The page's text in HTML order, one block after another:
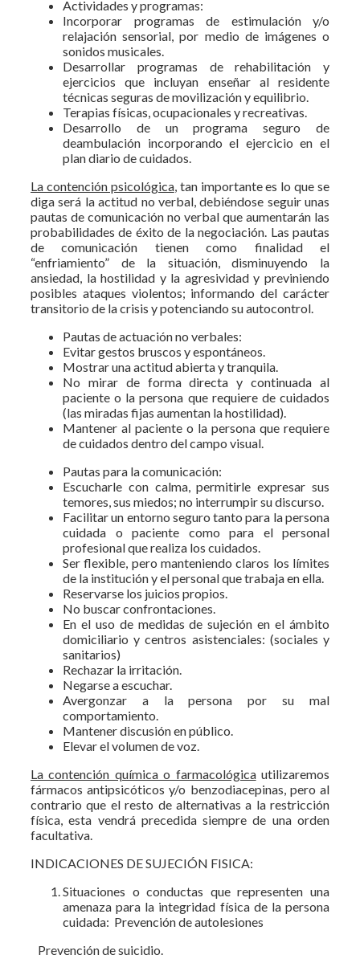
Actividades y programas:
Incorporar programas de estimulación y/o
relajación sensorial, por medio de imágenes o
sonidos musicales.
Desarrollar programas de rehabilitación y
ejercicios que incluyan enseñar al residente
técnicas seguras de movilización y equilibrio.
Terapias físicas, ocupacionales y recreativas.
Desarrollo de un programa seguro de
deambulación incorporando el ejercicio en el
plan diario de cuidados.
La contención psicológica, tan importante es lo que se
diga será la actitud no verbal, debiéndose seguir unas
pautas de comunicación no verbal que aumentarán las
probabilidades de éxito de la negociación. Las pautas
de comunicación tienen como finalidad el
“enfriamiento” de la situación, disminuyendo la
ansiedad, la hostilidad y la agresividad y previniendo
posibles ataques violentos; informando del carácter
transitorio de la crisis y potenciando su autocontrol.
Pautas de actuación no verbales:
Evitar gestos bruscos y espontáneos.
Mostrar una actitud abierta y tranquila.
No mirar de forma directa y continuada al
paciente o la persona que requiere de cuidados
(las miradas fijas aumentan la hostilidad).
Mantener al paciente o la persona que requiere
de cuidados dentro del campo visual.
Pautas para la comunicación:
Escucharle con calma, permitirle expresar sus
temores, sus miedos; no interrumpir su discurso.
Facilitar un entorno seguro tanto para la persona
cuidada o paciente como para el personal
profesional que realiza los cuidados.
Ser flexible, pero manteniendo claros los límites
de la institución y el personal que trabaja en ella.
Reservarse los juicios propios.
No buscar confrontaciones.
En el uso de medidas de sujeción en el ámbito
domiciliario y centros asistenciales: (sociales y
sanitarios)
Rechazar la irritación.
Negarse a escuchar.
Avergonzar a la persona por su mal
comportamiento.
Mantener discusión en público.
Elevar el volumen de voz.
La contención química o farmacológicautilizaremos
fármacos antipsicóticos y/o benzodiacepinas, pero al
contrario que el resto de alternativas a la restricción
física, esta vendrá precedida siempre de una orden
facultativa.
INDICACIONES DE SUJECIÓN FISICA:
Situaciones o conductas que representen una
amenaza para la integridad física de la persona
cuidada: Prevención de autolesiones
Prevención de suicidio.